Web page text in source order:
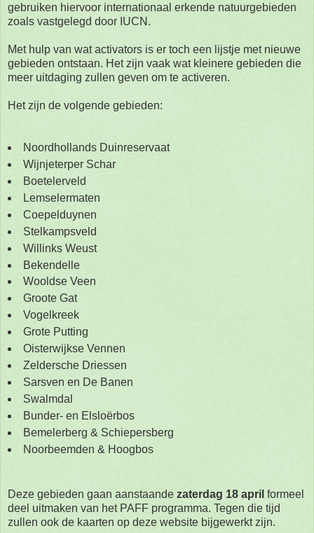
gebruiken hiervoor internationaal erkende natuurgebieden
zoals vastgelegd door IUCN.
Met hulp van wat activators is er toch een lijstje met nieuwe
gebieden ontstaan. Het zijn vaak wat kleinere gebieden die
meer uitdaging zullen geven om te activeren.
Het zijn de volgende gebieden:
Noordhollands Duinreservaat
Wijnjeterper Schar
Boetelerveld
Lemselermaten
Coepelduynen
Stelkampsveld
Willinks Weust
Bekendelle
Wooldse Veen
Groote Gat
Vogelkreek
Grote Putting
Oisterwijkse Vennen
Zeldersche Driessen
Sarsven en De Banen
Swalmdal
Bunder- en Elsloërbos
Bemelerberg & Schiepersberg
Noorbeemden & Hoogbos
Deze gebieden gaan aanstaande zaterdag 18 april formeel
deel uitmaken van het PAFF programma. Tegen die tijd
zullen ook de kaarten op deze website bijgewerkt zijn.